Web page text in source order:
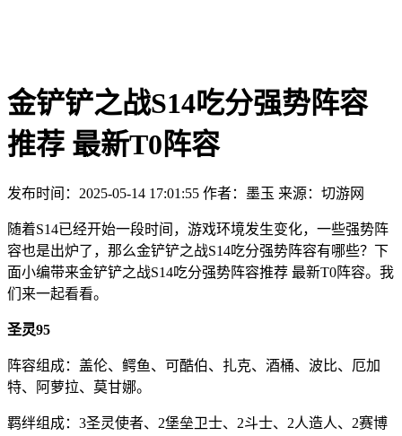
金铲铲之战S14吃分强势阵容
推荐 最新T0阵容
发布时间：2025-05-14 17:01:55 作者：墨玉 来源：切游网
随着S14已经开始一段时间，游戏环境发生变化，一些强势阵
容也是出炉了，那么金铲铲之战S14吃分强势阵容有哪些？下
面小编带来金铲铲之战S14吃分强势阵容推荐 最新T0阵容。我
们来一起看看。
圣灵95
阵容组成：盖伦、鳄鱼、可酷伯、扎克、酒桶、波比、厄加
特、阿萝拉、莫甘娜。
羁绊组成：3圣灵使者、2堡垒卫士、2斗士、2人造人、2赛博